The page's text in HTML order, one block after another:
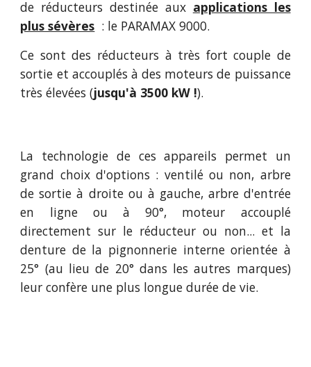
de réducteurs destinée aux applications les
plus sévères : le PARAMAX 9000.
Ce sont des réducteurs à très fort couple de
sortie et accouplés à des moteurs de puissance
très élevées (jusqu'à 3500 kW !).
La technologie de ces appareils permet un
grand choix d'options : ventilé ou non, arbre
de sortie à droite ou à gauche, arbre d'entrée
en ligne ou à 90°,
moteur accouplé
directement sur le réducteur ou non... et la
denture de la pignonnerie interne orientée à
25° (au lieu de 20° dans les autres marques)
leur confère une plus longue durée de vie.